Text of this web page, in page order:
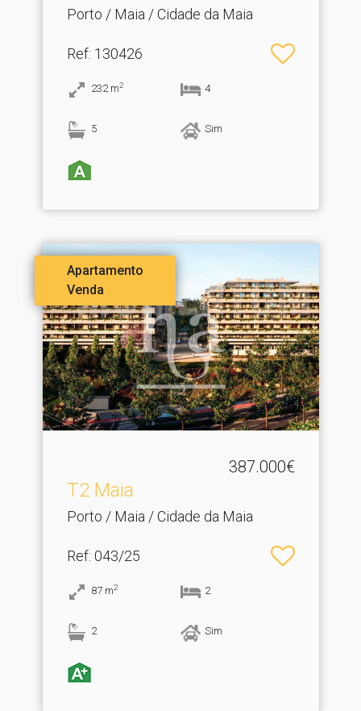
Porto / Maia / Cidade da Maia
Ref: 130426
232 m2 4
5 Sim
Apartamento
Venda
387.000€
T2 Maia
Porto / Maia / Cidade da Maia
Ref: 043/25
87 m2 2
2 Sim